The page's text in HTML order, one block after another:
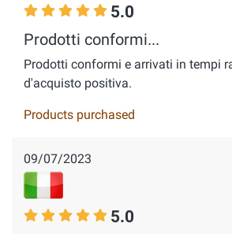
5.0
Prodotti conformi...
Prodotti conformi e arrivati in tempi
d'acquisto positiva.
Products purchased
09/07/2023
5.0